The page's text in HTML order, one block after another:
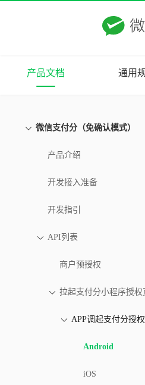
产品文档 通用
微信支付分（免确认模式）
产品介绍
开发接入准备
开发指引
API列表
商户预授权
拉起支付分小程序授权
APP调起支付分授
Android
iOS